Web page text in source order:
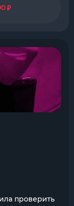
₽
проверить